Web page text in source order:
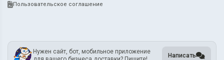
Пользовательское соглашение
Нужен сайт, бот, мобильное приложение
Написать